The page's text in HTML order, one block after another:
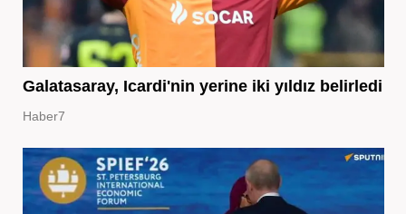
Galatasaray, Icardi'nin yerine iki yıldız belirledi
Haber7